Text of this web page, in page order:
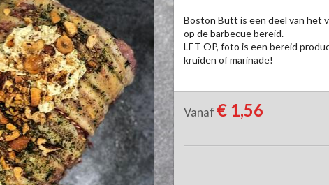
Boston Butt is een deel van het
op de barbecue bereid.
LET OP, foto is een bereid
kruiden of marinade!
Vanaf € 1,56